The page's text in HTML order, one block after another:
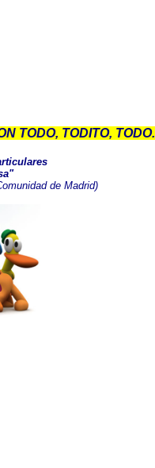
TODO, TODITO, TODO.
de Madrid)